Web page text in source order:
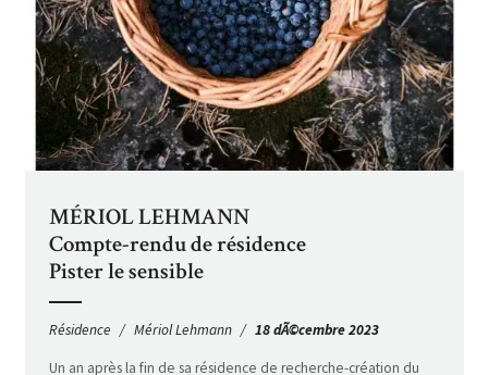
MÉRIOL LEHMANN
Compte-rendu de résidence
Pister le sensible
Résidence Mériol Lehmann 18 dÃ©cembre 2023
Un an après la fin de sa résidence de recherche-création du